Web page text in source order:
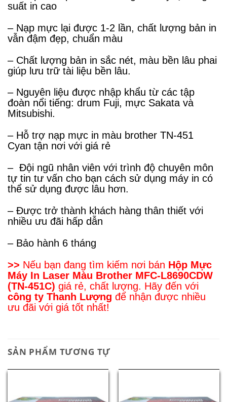
suất in cao
– Nạp mực lại được 1-2 lần, chất lượng bản in
vẫn đậm đẹp, chuẩn màu
– Chất lượng bản in sắc nét, màu bền lâu phai
giúp lưu trữ tài liệu bền lâu.
– Nguyên liệu được nhập khẩu từ các tập
đoàn nổi tiếng: drum Fuji, mực Sakata và
Mitsubishi.
– Hỗ trợ nạp mực in màu brother TN-451
Cyan tận nơi với giá rẻ
– Đội ngũ nhân viên với trình độ chuyên môn
tự tin tư vấn cho bạn cách sử dụng máy in có
thể sử dụng được lâu hơn.
– Được trở thành khách hàng thân thiết với
nhiều ưu đãi hấp dẫn
– Bảo hành 6 tháng
>> Nếu bạn đang tìm kiếm nơi bán Hộp Mực
Máy In Laser Màu Brother MFC-L8690CDW
(TN-451C) giá rẻ, chất lượng. Hãy đến với
công ty Thanh Lượng để nhận được nhiều
ưu đãi với giá tốt nhất!
SẢN PHẨM TƯƠNG TỰ